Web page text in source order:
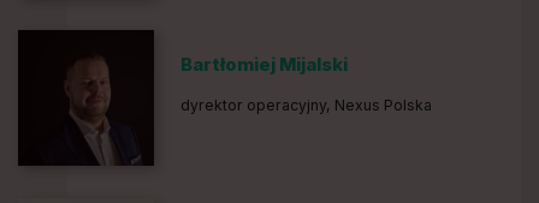
Bartłomiej Mijalski
dyrektor operacyjny, Nexus Polska